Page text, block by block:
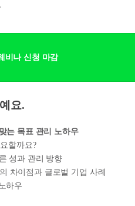
비나 신청 마감
요.
는 목표 관리 노하우
할까요?
성과 관리 방향
차이점과 글로벌 기업 사례
하우